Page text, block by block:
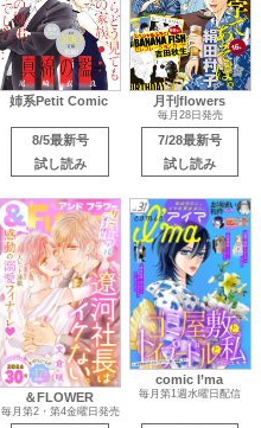
姉系Petit Comic
8/5最新号
試し読み
月刊flowers
毎月28日発売
7/28最新号
試し読み
＆FLOWER
毎月第2・第4金曜日発売
comic I’ma
毎月第1週水曜日配信